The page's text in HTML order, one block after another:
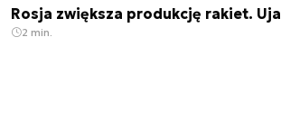
Rosja zwiększa produkcję rakiet.
2 min.